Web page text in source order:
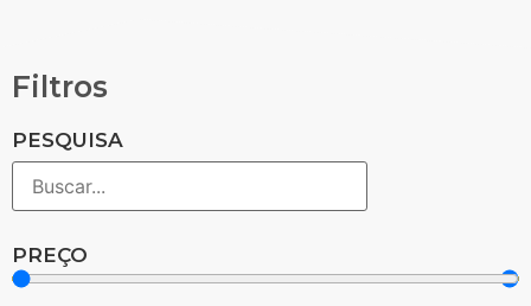
Filtros
PESQUISA
PREÇO